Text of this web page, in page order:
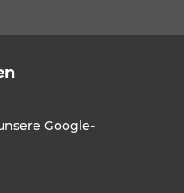
Google-